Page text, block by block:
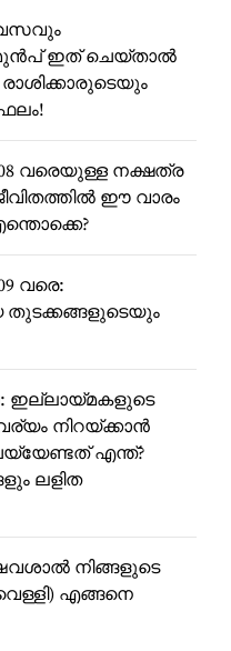
മുൻപ് ഇത് ചെയ്താൽ
രാശിക്കാരുടെയും
08 വരെയുള്ള നക്ഷത്ര
ഈ വാരം
വരെ:
തുടക്കങ്ങളുടെയും
ഇല്ലായ്മകളുടെ
നിറയ്ക്കാൻ
എന്ത്?
ലളിത
നിങ്ങളുടെ
എങ്ങനെ